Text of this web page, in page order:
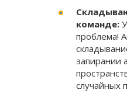
команде:
проблема!
запирании
случайных